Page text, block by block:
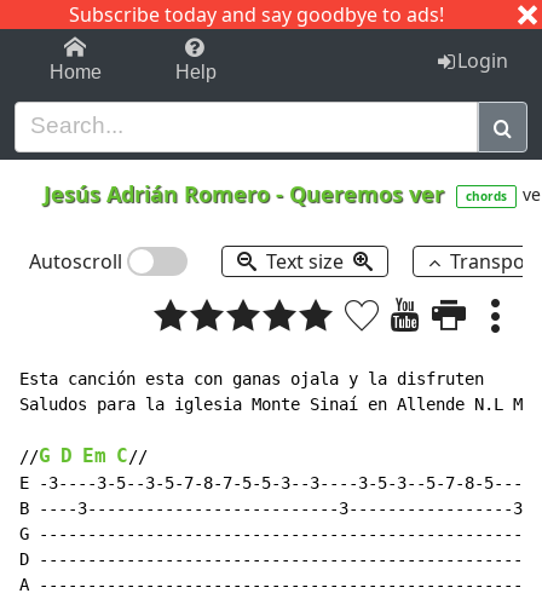
Subscribe today and say goodbye to ads!
1-9 C I J
Home Help Login
Jesús Adrián Romero- Queremos ver chords
Autoscroll Text size
Esta canción esta con ganas ojala y la disfruten
Saludos para la iglesia Monte Sinaí en Allende N.L
//G D Em C//
E -3----3-5--3-5-7-8-7-5-5-3--3----3-5-3--5-7-8-5----
B ----3--------------------------3-----------------
G
D
A